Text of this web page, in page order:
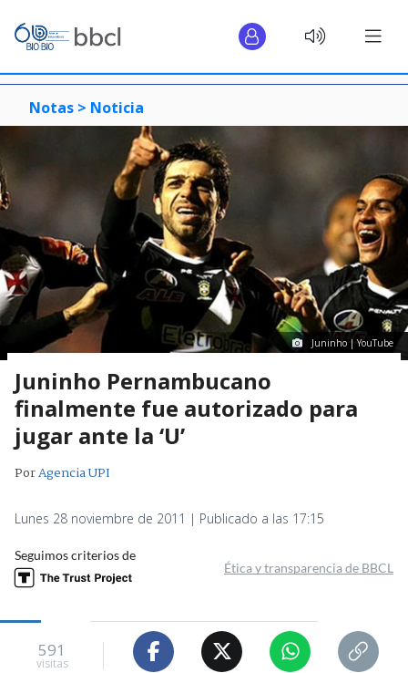
Notas > Noticia
Juninho | YouTube
Juninho Pernambucano
finalmente fue autorizado para
jugar ante la ‘U’
PorAgencia UPI
Lunes 28 noviembre de 2011 | Publicado a las 17:15
Seguimos criterios de
Ética y transparencia de BBCL
591
visitas